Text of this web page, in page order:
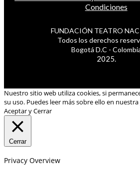
Condiciones
FUNDACIÓN TEATRO
Todos los derechos
Bogotá D.C -
2025.
Nuestro sitio web utiliza cookies, si
su uso. Puedes leer más sobre ello en nuestra
Aceptar y Cerrar
Cerrar
Privacy Overview